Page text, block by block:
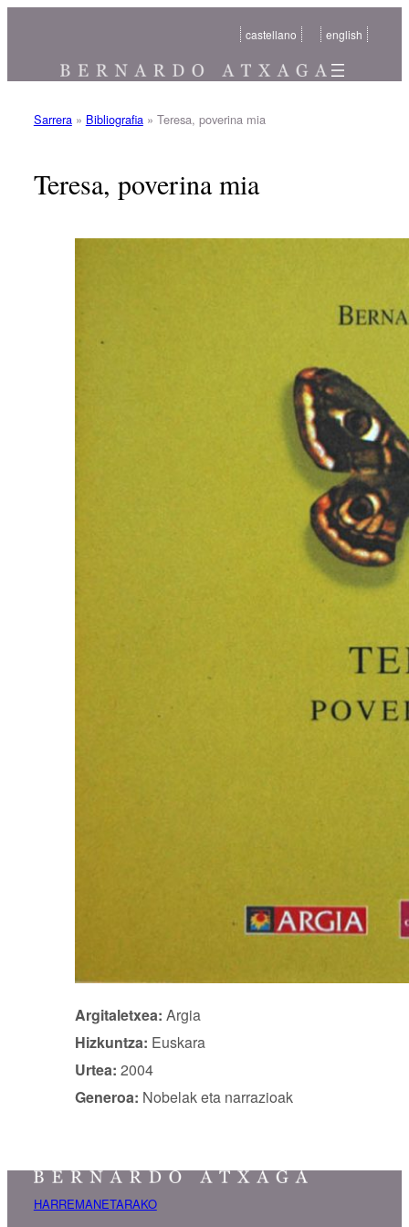
castellano english
Sarrera» Bibliografia» Teresa, poverina mia
Teresa, poverina mia
Argitaletxea: Argia
Hizkuntza: Euskara
Urtea: 2004
Generoa: Nobelak eta narrazioak
HARREMANETARAKO